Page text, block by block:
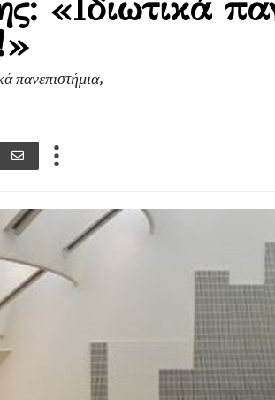
πανεπιστήμια,